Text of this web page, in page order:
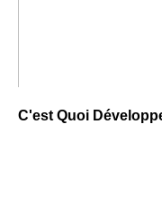
C'est Quoi